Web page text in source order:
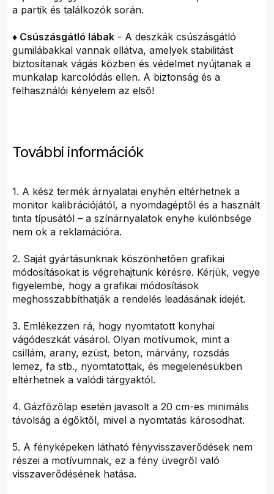
a partik és találkozók során.
♦ Csúszásgátló lábak - A deszkák csúszásgátló
gumilábakkal vannak ellátva, amelyek stabilitást
biztosítanak vágás közben és védelmet nyújtanak a
munkalap karcolódás ellen. A biztonság és a
felhasználói kényelem az első!
További információk
1. A kész termék árnyalatai enyhén eltérhetnek a
monitor kalibrációjától, a nyomdagéptől és a használt
tinta típusától – a színárnyalatok enyhe különbsége
nem ok a reklamációra.
2. Saját gyártásunknak köszönhetően grafikai
módosításokat is végrehajtunk kérésre. Kérjük, vegye
figyelembe, hogy a grafikai módosítások
meghosszabbíthatják a rendelés leadásának idejét.
3. Emlékezzen rá, hogy nyomtatott konyhai
vágódeszkát vásárol. Olyan motívumok, mint a
csillám, arany, ezüst, beton, márvány, rozsdás
lemez, fa stb., nyomtatottak, és megjelenésükben
eltérhetnek a valódi tárgyaktól.
4. Gázfőzőlap esetén javasolt a 20 cm-es minimális
távolság a égőktől, mivel a nyomtatás károsodhat.
5. A fényképeken látható fényvisszaverődések nem
részei a motívumnak, ez a fény üvegről való
visszaverődésének hatása.